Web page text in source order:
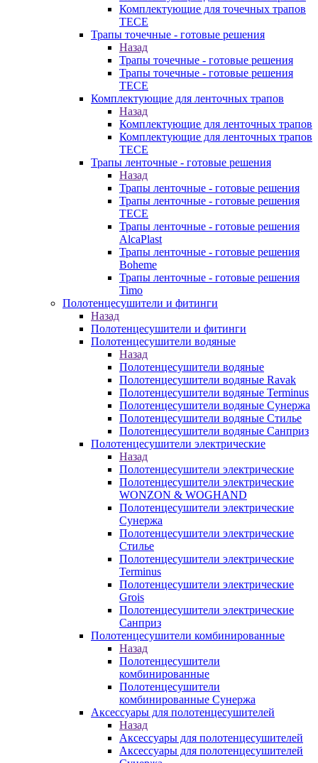
Комплектующие для точечных трапов
TECE
Трапы точечные - готовые решения
Назад
Трапы точечные - готовые решения
Трапы точечные - готовые решения
TECE
Комплектующие для ленточных трапов
Назад
Комплектующие для ленточных трапов
Комплектующие для ленточных трапов
TECE
Трапы ленточные - готовые решения
Назад
Трапы ленточные - готовые решения
Трапы ленточные - готовые решения
TECE
Трапы ленточные - готовые решения
AlcaPlast
Трапы ленточные - готовые решения
Boheme
Трапы ленточные - готовые решения
Timo
Полотенцесушители и фитинги
Назад
Полотенцесушители и фитинги
Полотенцесушители водяные
Назад
Полотенцесушители водяные
Полотенцесушители водяные Ravak
Полотенцесушители водяные Terminus
Полотенцесушители водяные Сунержа
Полотенцесушители водяные Стилье
Полотенцесушители водяные Санприз
Полотенцесушители электрические
Назад
Полотенцесушители электрические
Полотенцесушители электрические
WONZON & WOGHAND
Полотенцесушители электрические
Сунержа
Полотенцесушители электрические
Стилье
Полотенцесушители электрические
Terminus
Полотенцесушители электрические
Grois
Полотенцесушители электрические
Санприз
Полотенцесушители комбинированные
Назад
Полотенцесушители
комбинированные
Полотенцесушители
комбинированные Сунержа
Аксессуары для полотенцесушителей
Назад
Аксессуары для полотенцесушителей
Аксессуары для полотенцесушителей